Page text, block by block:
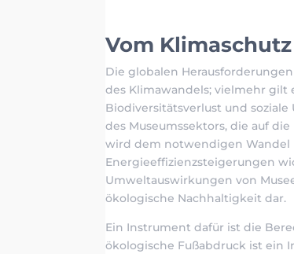
Vom
Die globalen
des Klimawandels; vielmehr gilt
Biodiversitätsverlust und
des Museumssektors, die auf
wird dem notwendigen Wandel
Energieeffizienzsteigerungen
Umweltauswirkungen von
ökologische Nachhaltigkeit dar.
Ein Instrument dafür ist die
ökologische Fußabdruck ist ein